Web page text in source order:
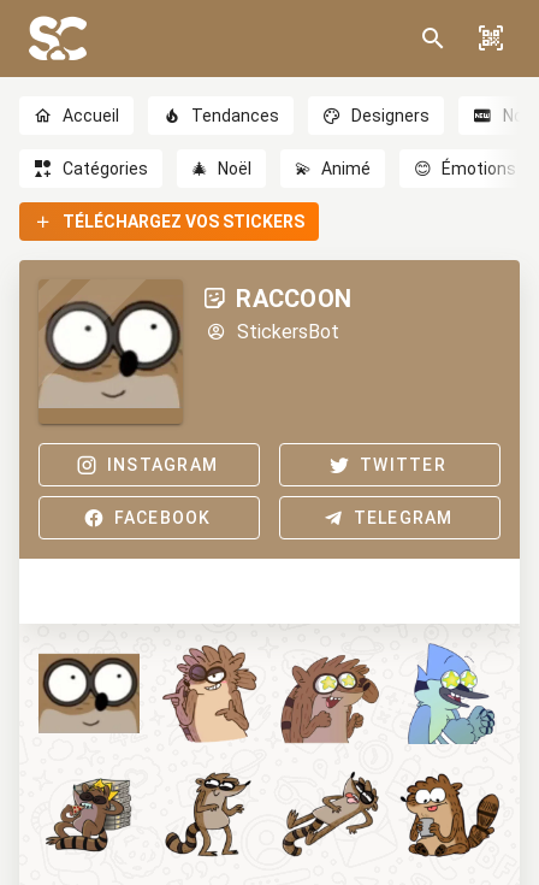
Accueil Tendances Designers
Catégories 🎄 Noël 💫 Animé 😊 Émotions
TÉLÉCHARGEZ VOS STICKERS
RACCOON
StickersBot
INSTAGRAM TWITTER
FACEBOOK TELEGRAM